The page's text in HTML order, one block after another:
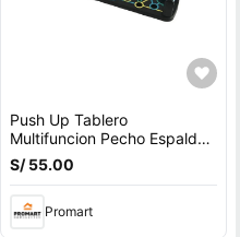
Push Up Tablero
Multifuncion Pecho Espalda
Hombros Triceps
S/ 55.00
Promart